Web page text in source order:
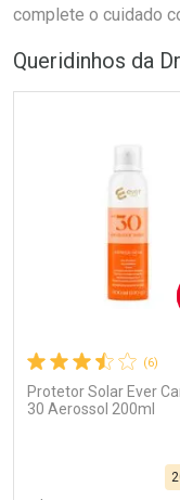
complete o cuidado
Queridinhos da
(6)
Protetor Solar Ever
30 Aerossol 200ml